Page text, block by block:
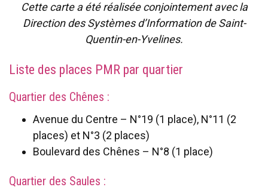
Cette carte a été réalisée conjointement avec la
Direction des Systèmes d’Information de Saint-
Quentin-en-Yvelines.
Liste des places PMR par quartier
Quartier des Chênes :
Avenue du Centre – N°19 (1 place), N°11 (2
places) et N°3 (2 places)
Boulevard des Chênes – N°8 (1 place)
Quartier des Saules :